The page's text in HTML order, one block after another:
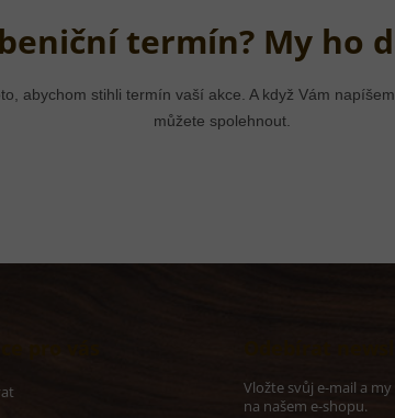
termín? My ho
abychom stihli termín vaší akce. A když Vám
můžete spolehnout.
Vložte svůj e-mail a
na našem e-shopu.